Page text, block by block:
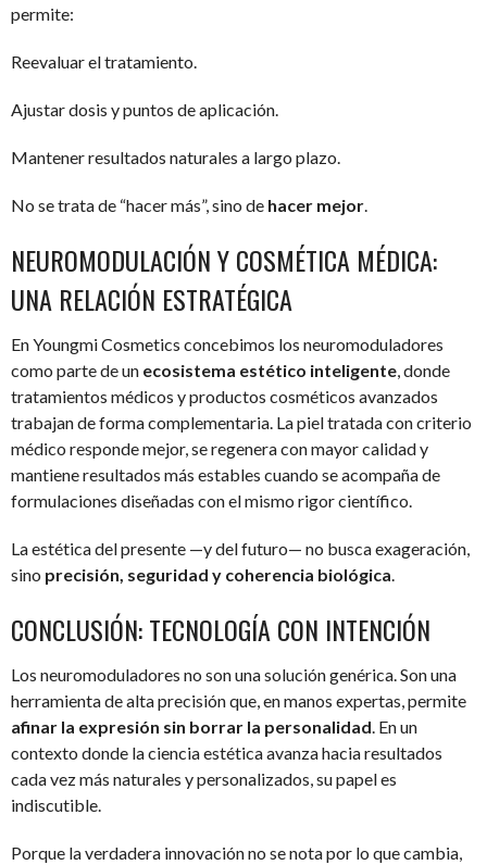
permite:
Reevaluar el tratamiento.
Ajustar dosis y puntos de aplicación.
Mantener resultados naturales a largo plazo.
No se trata de “hacer más”, sino de hacer mejor
NEUROMODULACIÓN Y COSMÉTICA MÉDICA:
UNA RELACIÓN ESTRATÉGICA
En Youngmi Cosmetics concebimos los neuromoduladores
como parte de un ecosistema estético inteligente , donde
tratamientos médicos y productos cosméticos avanzados
trabajan de forma complementaria. La piel tratada con criterio
médico responde mejor, se regenera con mayor calidad y
mantiene resultados más estables cuando se acompaña de
formulaciones diseñadas con el mismo rigor científico.
La estética del presente —y del futuro— no busca exageración,
sino precisión, seguridad y coherencia biológica
CONCLUSIÓN: TECNOLOGÍA CON INTENCIÓN
Los neuromoduladores no son una solución genérica. Son una
herramienta de alta precisión que, en manos expertas, permite
afinar la expresión sin borrar la personalidad . En un
contexto donde la ciencia estética avanza hacia resultados
cada vez más naturales y personalizados, su papel es
indiscutible.
Porque la verdadera innovación no se nota por lo que cambia,